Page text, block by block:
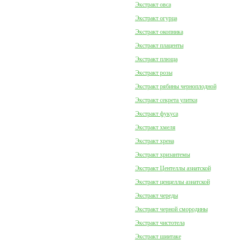
Экстракт овса
Экстракт огурца
Экстракт окопника
Экстракт плаценты
Экстракт плюща
Экстракт розы
Экстракт рябины черноплодной
Экстракт секрета улитки
Экстракт фукуса
Экстракт хмеля
Экстракт хрена
Экстракт хризантемы
Экстракт Центеллы азиатской
Экстракт ценцеллы азиатской
Экстракт череды
Экстракт черной смородины
Экстракт чистотела
Экстракт шиитаке